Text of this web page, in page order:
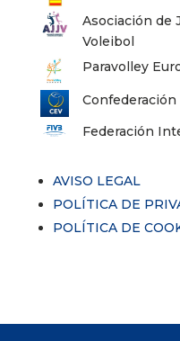
Asociación de
Voleibol
Paravolley
Federación
AVISO LEGAL
POLÍTICA DE
POLÍTICA DE